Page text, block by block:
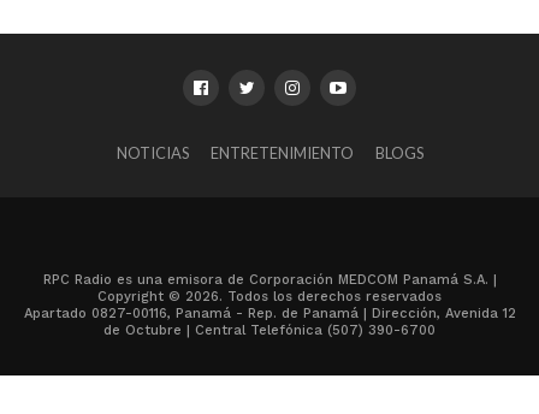
NOTICIAS ENTRETENIMIENTO BLOGS
RPC Radio es una emisora de Corporación MEDCOM Panamá S.A. |
Copyright © 2026. Todos los derechos reservados
Apartado 0827-00116, Panamá - Rep. de Panamá | Dirección, Avenida 12
de Octubre | Central Telefónica (507) 390-6700